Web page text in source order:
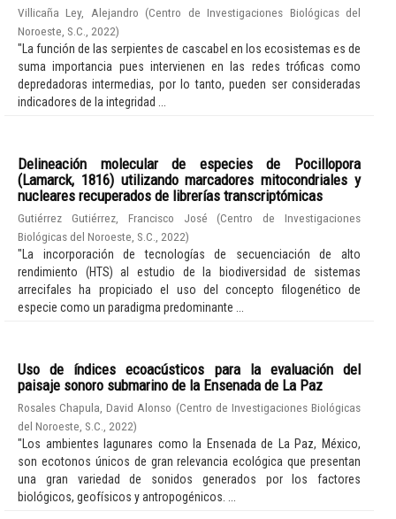
Villicaña Ley, Alejandro (Centro de Investigaciones Biológicas del
Noroeste, S.C.
2022)
"La función de las serpientes de cascabel en los ecosistemas es de
suma importancia pues intervienen en las redes tróficas como
depredadoras intermedias, por lo tanto, pueden ser consideradas
indicadores de la integridad ...
Delineación molecular de especies de Pocillopora
(Lamarck, 1816) utilizando marcadores mitocondriales y
nucleares recuperados de librerías transcriptómicas
Gutiérrez Gutiérrez, Francisco José (Centro de Investigaciones
Biológicas del Noroeste, S.C.
2022)
"La incorporación de tecnologías de secuenciación de alto
rendimiento (HTS) al estudio de la biodiversidad de sistemas
arrecifales ha propiciado el uso del concepto filogenético de
especie como un paradigma predominante ...
Uso de índices ecoacústicos para la evaluación del
paisaje sonoro submarino de la Ensenada de La Paz
Rosales Chapula, David Alonso (Centro de Investigaciones Biológicas
del Noroeste, S.C.
2022)
"Los ambientes lagunares como la Ensenada de La Paz, México,
son ecotonos únicos de gran relevancia ecológica que presentan
una gran variedad de sonidos generados por los factores
biológicos, geofísicos y antropogénicos. ...